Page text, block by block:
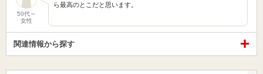
50代～
女性
ら最高のとこだと思います。
関連情報から探す